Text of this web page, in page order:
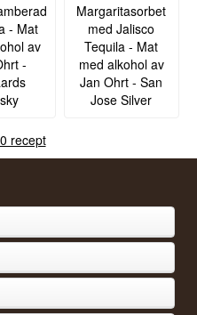
- Mat
av
-
Margaritasorbet
med Jalisco
Tequila - Mat
med alkohol av
Jan Ohrt - San
Jose Silver
recept